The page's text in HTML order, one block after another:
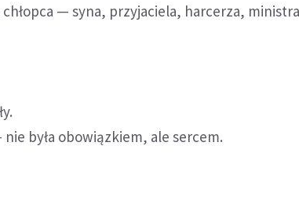
chłopca — syna, przyjaciela, harcerza,
była obowiązkiem, ale sercem.